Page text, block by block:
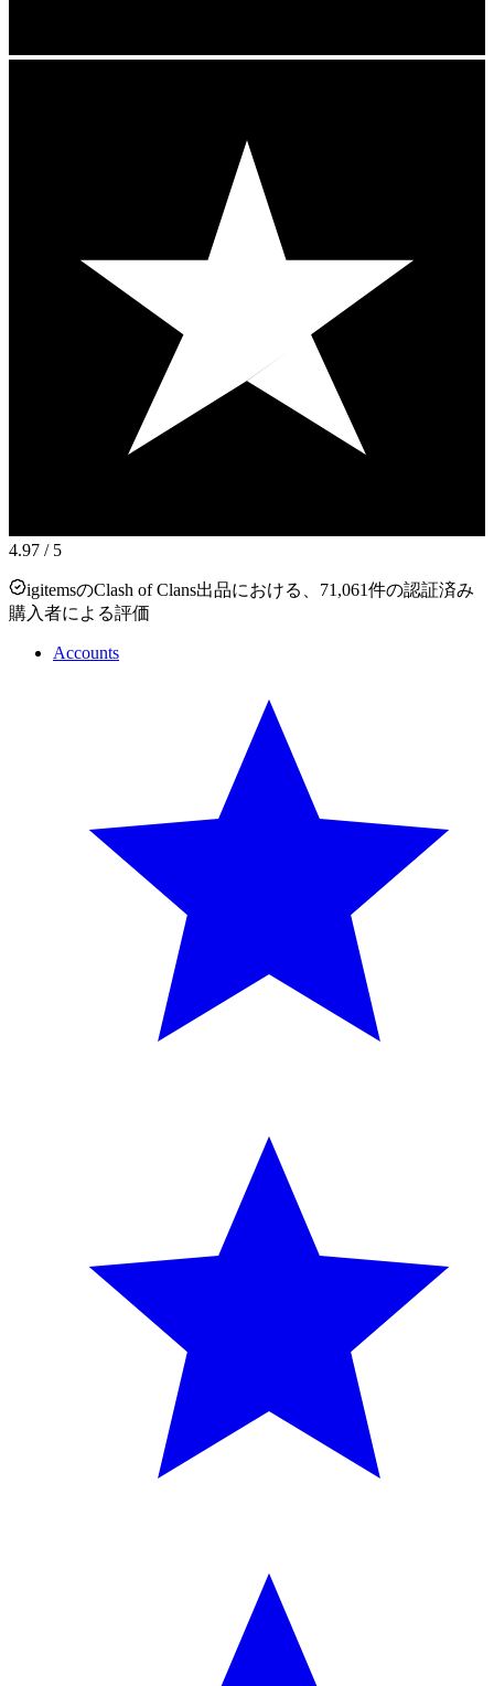
4.97 / 5
igitemsのClash of Clans出品における、71,061件の認証済み
購入者による評価
Accounts